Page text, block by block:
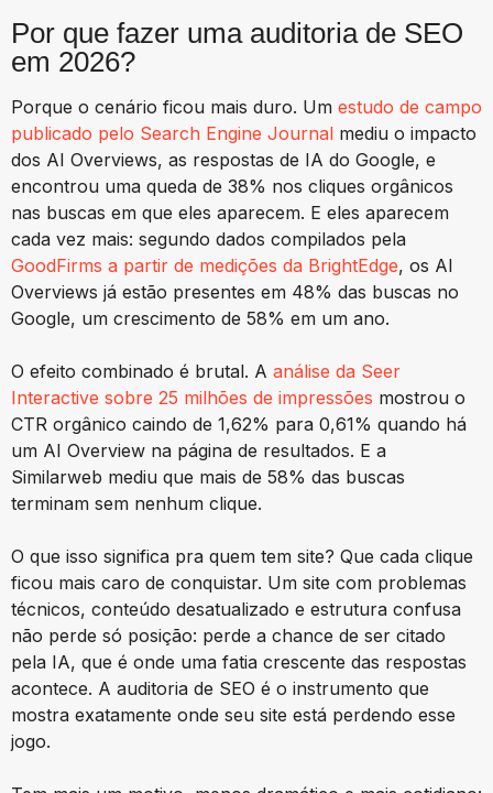
Por que fazer uma auditoria de SEO
em 2026?
Porque o cenário ficou mais duro. Um estudo de campo
publicado pelo Search Engine Journal mediu o impacto
dos AI Overviews, as respostas de IA do Google, e
encontrou uma queda de 38% nos cliques orgânicos
nas buscas em que eles aparecem. E eles aparecem
cada vez mais: segundo dados compilados pela
GoodFirms a partir de medições da BrightEdge, os AI
Overviews já estão presentes em 48% das buscas no
Google, um crescimento de 58% em um ano.
O efeito combinado é brutal. A análise da Seer
Interactive sobre 25 milhões de impressões mostrou o
CTR orgânico caindo de 1,62% para 0,61% quando há
um AI Overview na página de resultados. E a
Similarweb mediu que mais de 58% das buscas
terminam sem nenhum clique.
O que isso significa pra quem tem site? Que cada clique
ficou mais caro de conquistar. Um site com problemas
técnicos, conteúdo desatualizado e estrutura confusa
não perde só posição: perde a chance de ser citado
pela IA, que é onde uma fatia crescente das respostas
acontece. A auditoria de SEO é o instrumento que
mostra exatamente onde seu site está perdendo esse
jogo.